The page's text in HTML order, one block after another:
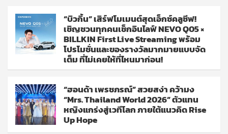
“บิวกิ้น” เสิร์ฟโมเมนต์สุดเอ็กซ์คลูซีฟ!
เชิญชวนทุกคนเช็กอินไลฟ์ NEVO Q05 ×
BILLKIN First Live Streaming พร้อม
โปรโมชั่นและของรางวัลมากมายแบบจัด
เต็ม ที่ไม่เคยให้ที่ไหนมาก่อน!
“ฮอนด้า เพรชภรณ์” สวยสง่า คว้ามง
“Mrs. Thailand World 2026” ตัวแทน
หญิงแกร่งสู่เวทีโลก ภายใต้แนวคิด Rise
Up Hope